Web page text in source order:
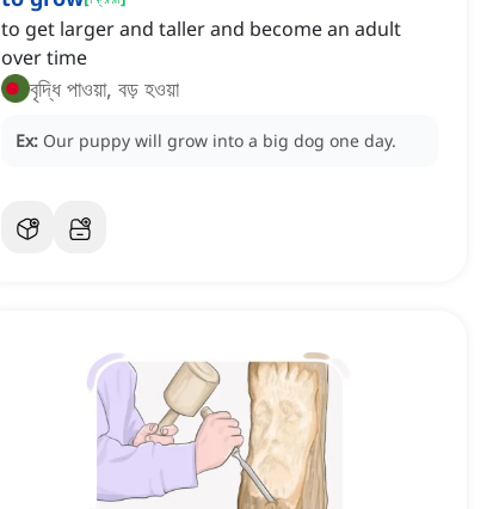
to get larger and taller and become an adult
over time
বৃদ্ধি পাওয়া, বড় হওয়া
Ex: Our puppy will grow into a big dog one day.